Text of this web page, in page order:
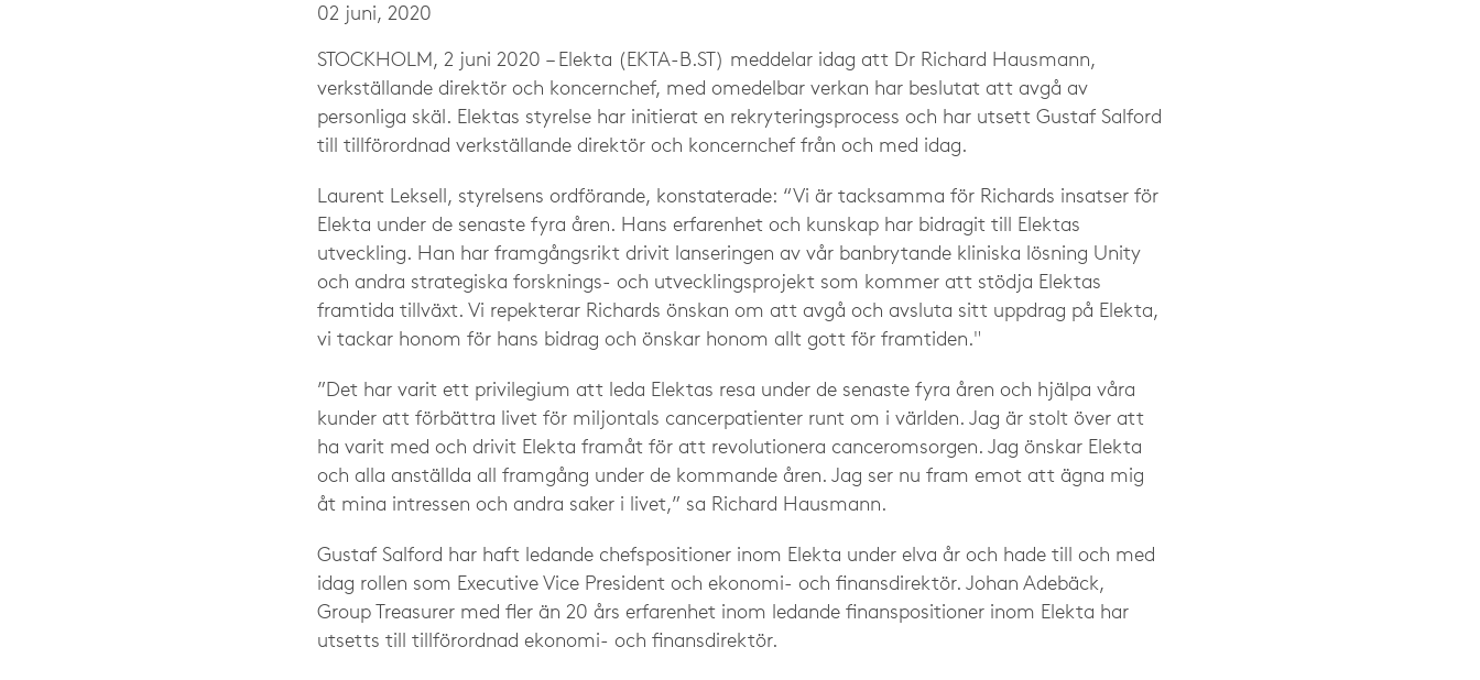
02 juni, 2020
STOCKHOLM, 2 juni 2020 – Elekta (EKTA-B.ST) meddelar idag att Dr Richard Hausmann,
verkställande direktör och koncernchef, med omedelbar verkan har beslutat att avgå av
personliga skäl. Elektas styrelse har initierat en rekryteringsprocess och har utsett Gustaf Salford
till tillförordnad verkställande direktör och koncernchef från och med idag.
Laurent Leksell, styrelsens ordförande, konstaterade: “Vi är tacksamma för Richards insatser för
Elekta under de senaste fyra åren. Hans erfarenhet och kunskap har bidragit till Elektas
utveckling. Han har framgångsrikt drivit lanseringen av vår banbrytande kliniska lösning Unity
och andra strategiska forsknings- och utvecklingsprojekt som kommer att stödja Elektas
framtida tillväxt. Vi repekterar Richards önskan om att avgå och avsluta sitt uppdrag på Elekta,
vi tackar honom för hans bidrag och önskar honom allt gott för framtiden."
”Det har varit ett privilegium att leda Elektas resa under de senaste fyra åren och hjälpa våra
kunder att förbättra livet för miljontals cancerpatienter runt om i världen. Jag är stolt över att
ha varit med och drivit Elekta framåt för att revolutionera canceromsorgen. Jag önskar Elekta
och alla anställda all framgång under de kommande åren. Jag ser nu fram emot att ägna mig
åt mina intressen och andra saker i livet,” sa Richard Hausmann.
Gustaf Salford har haft ledande chefspositioner inom Elekta under elva år och hade till och med
idag rollen som Executive Vice President och ekonomi- och finansdirektör. Johan Adebäck,
Group Treasurer med fler än 20 års erfarenhet inom ledande finanspositioner inom Elekta har
utsetts till tillförordnad ekonomi- och finansdirektör.